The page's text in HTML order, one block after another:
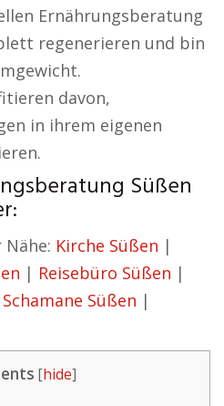
Ernährungsberatung
regenerieren und bin
davon,
in ihrem eigenen
Süßen
Nähe: Kirche Süßen |
| Reisebüro Süßen |
Schamane Süßen |
[hide]